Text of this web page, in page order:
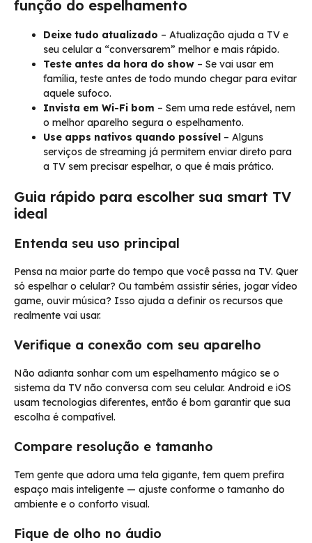
função do espelhamento
Deixe tudo atualizado – Atualização ajuda a TV e
seu celular a “conversarem” melhor e mais rápido.
Teste antes da hora do show – Se vai usar em
família, teste antes de todo mundo chegar para evitar
aquele sufoco.
Invista em Wi-Fi bom – Sem uma rede estável, nem
o melhor aparelho segura o espelhamento.
Use apps nativos quando possível – Alguns
serviços de streaming já permitem enviar direto para
a TV sem precisar espelhar, o que é mais prático.
Guia rápido para escolher sua smart TV
ideal
Entenda seu uso principal
Pensa na maior parte do tempo que você passa na TV. Quer
só espelhar o celular? Ou também assistir séries, jogar vídeo
game, ouvir música? Isso ajuda a definir os recursos que
realmente vai usar.
Verifique a conexão com seu aparelho
Não adianta sonhar com um espelhamento mágico se o
sistema da TV não conversa com seu celular. Android e iOS
usam tecnologias diferentes, então é bom garantir que sua
escolha é compatível.
Compare resolução e tamanho
Tem gente que adora uma tela gigante, tem quem prefira
espaço mais inteligente — ajuste conforme o tamanho do
ambiente e o conforto visual.
Fique de olho no áudio